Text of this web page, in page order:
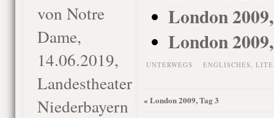
von Notre
Dame,
14.06.2019,
Landestheater
Niederbayern
London
London
UNTERWEGS ENGLISCHES,
« London 2009, Tag 3